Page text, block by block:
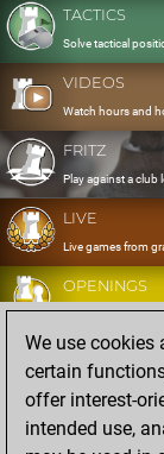
TACTICS
Solve tactical
VIDEOS
Watch hours and
FRITZ
Play against a
LIVE
Live games from
OPENINGS
Develop and
DATABASE
Eight million
MYGAMES
Store and analyse
We use
certain
offer interest-
intended use,